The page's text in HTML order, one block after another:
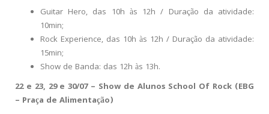
Guitar Hero, das 10h às 12h / Duração da atividade:
10min;
Rock Experience, das 10h às 12h / Duração da atividade:
15min;
Show de Banda: das 12h às 13h.
22 e 23, 29 e 30/07 – Show de Alunos School Of Rock (EBG
– Praça de Alimentação)